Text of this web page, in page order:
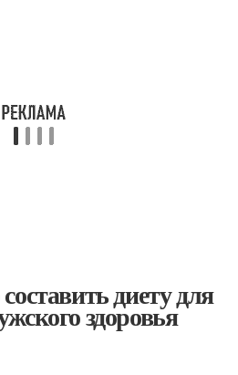
диету для
здоровья